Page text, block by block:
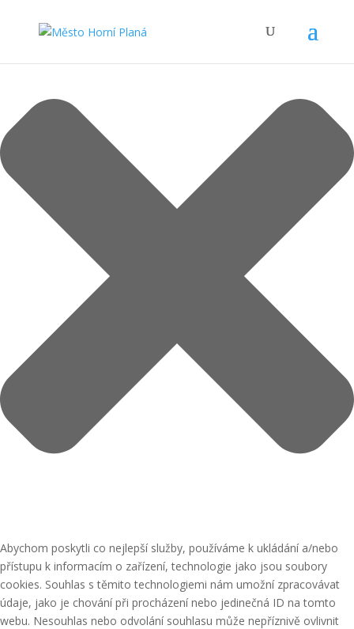
Abychom poskytli co nejlepší služby, používáme k ukládání a/nebo
přístupu k informacím o zařízení, technologie jako jsou soubory
cookies. Souhlas s těmito technologiemi nám umožní zpracovávat
údaje, jako je chování při procházení nebo jedinečná ID na tomto
webu. Nesouhlas nebo odvolání souhlasu může nepříznivě ovlivnit